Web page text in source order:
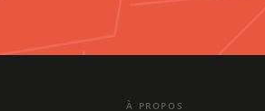
À PROPOS